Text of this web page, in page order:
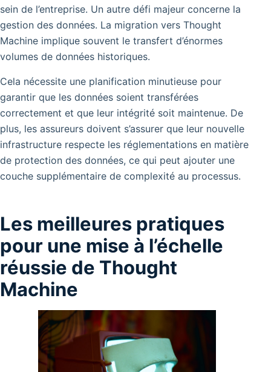
sein de l’entreprise. Un autre défi majeur concerne la
gestion des données. La migration vers Thought
Machine implique souvent le transfert d’énormes
volumes de données historiques.
Cela nécessite une planification minutieuse pour
garantir que les données soient transférées
correctement et que leur intégrité soit maintenue. De
plus, les assureurs doivent s’assurer que leur nouvelle
infrastructure respecte les réglementations en matière
de protection des données, ce qui peut ajouter une
couche supplémentaire de complexité au processus.
Les meilleures pratiques
pour une mise à l’échelle
réussie de Thought
Machine